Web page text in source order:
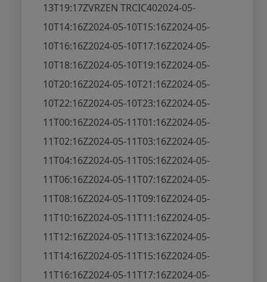
13T19:17ZVRZEN TRCIC402024-05-
10T14:16Z2024-05-10T15:16Z2024-05-
10T16:16Z2024-05-10T17:16Z2024-05-
10T18:16Z2024-05-10T19:16Z2024-05-
10T20:16Z2024-05-10T21:16Z2024-05-
10T22:16Z2024-05-10T23:16Z2024-05-
11T00:16Z2024-05-11T01:16Z2024-05-
11T02:16Z2024-05-11T03:16Z2024-05-
11T04:16Z2024-05-11T05:16Z2024-05-
11T06:16Z2024-05-11T07:16Z2024-05-
11T08:16Z2024-05-11T09:16Z2024-05-
11T10:16Z2024-05-11T11:16Z2024-05-
11T12:16Z2024-05-11T13:16Z2024-05-
11T14:16Z2024-05-11T15:16Z2024-05-
11T16:16Z2024-05-11T17:16Z2024-05-